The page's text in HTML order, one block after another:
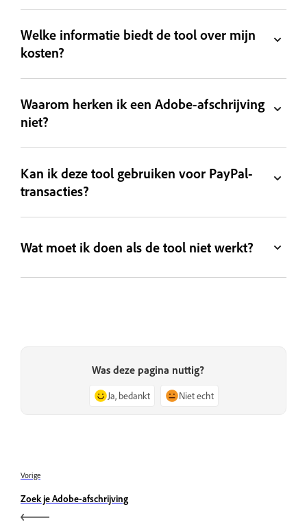
Welke informatie biedt de tool over mijn
kosten?
Waarom herken ik een Adobe-afschrijving
niet?
Kan ik deze tool gebruiken voor PayPal-
transacties?
Wat moet ik doen als de tool niet werkt?
Was deze pagina nuttig?
Ja, bedankt Niet echt
Vorige
Zoek je Adobe-afschrijving